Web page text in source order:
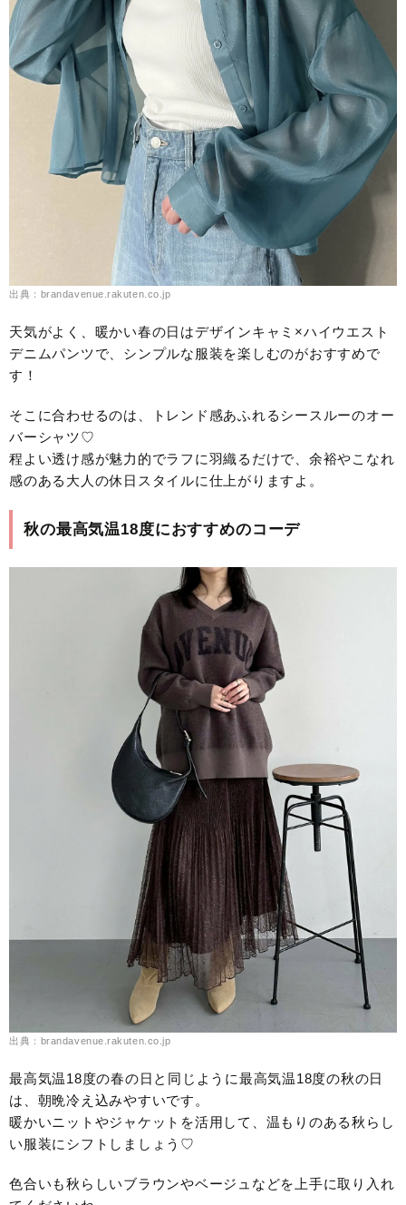
出典：brandavenue.rakuten.co.jp
天気がよく、暖かい春の日はデザインキャミ×ハイウエスト
デニムパンツで、シンプルな服装を楽しむのがおすすめで
す！
そこに合わせるのは、トレンド感あふれるシースルーのオー
バーシャツ♡
程よい透け感が魅力的でラフに羽織るだけで、余裕やこなれ
感のある大人の休日スタイルに仕上がりますよ。
秋の最高気温18度におすすめのコーデ
出典：brandavenue.rakuten.co.jp
最高気温18度の春の日と同じように最高気温18度の秋の日
は、朝晩冷え込みやすいです。
暖かいニットやジャケットを活用して、温もりのある秋らし
い服装にシフトしましょう♡
色合いも秋らしいブラウンやベージュなどを上手に取り入れ